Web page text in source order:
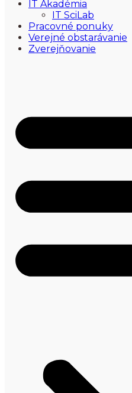
IT Akadémia
IT SciLab
Pracovné ponuky
Verejné obstarávanie
Zverejňovanie